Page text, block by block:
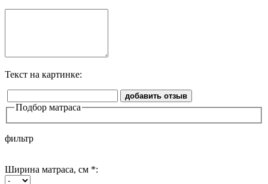
Текст на картинке:
добавить отзыв
Подбор матраса
фильтр
Ширина матраса, см *: